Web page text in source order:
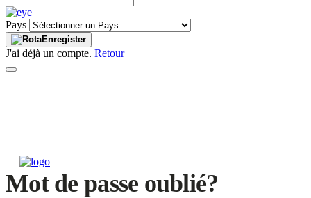
Pays
Enregister
J'ai déjà un compte. Retour
Mot de passe oublié?